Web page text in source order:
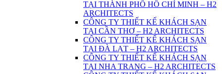
TẠI THÀNH PHỐ HỒ CHÍ MINH – H2
ARCHITECTS
CÔNG TY THIẾT KẾ KHÁCH SẠN
TẠI CẦN THƠ – H2 ARCHITECTS
CÔNG TY THIẾT KẾ KHÁCH SẠN
TẠI ĐÀ LẠT – H2 ARCHITECTS
CÔNG TY THIẾT KẾ KHÁCH SẠN
TẠI NHA TRANG – H2 ARCHITECTS